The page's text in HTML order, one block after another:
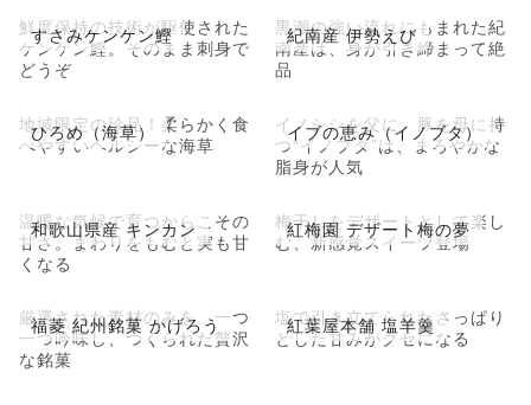
すさみケンケン鰹
鮮度保持の技術が駆使された
ケンケン鰹。そのまま刺身で
どうぞ
紀南産 伊勢えび
黒潮の強い流れにもまれた紀
南産は、身が引き締まって絶
品
ひろめ（海草）
地域限定の珍品！柔らかく食
べやすいヘルシーな海草
イブの恵み（イノブタ）
イノシシを父に、豚を母に持
つ“イノブタ”は、まろやかな
脂身が人気
和歌山県産 キンカン
温暖な気候で育つからこその
甘さ。まわりをもむと実も甘
くなる
紅梅園 デザート梅の夢
梅干しをデザートとして楽し
む、新感覚スイーツ登場
福菱 紀州銘菓 かげろう
厳選された素材のみを、一つ
一つ吟味し、つくられた贅沢
な銘菓
紅葉屋本舗 塩羊羹
塩で引き立てられたさっぱり
とした甘みがクセになる